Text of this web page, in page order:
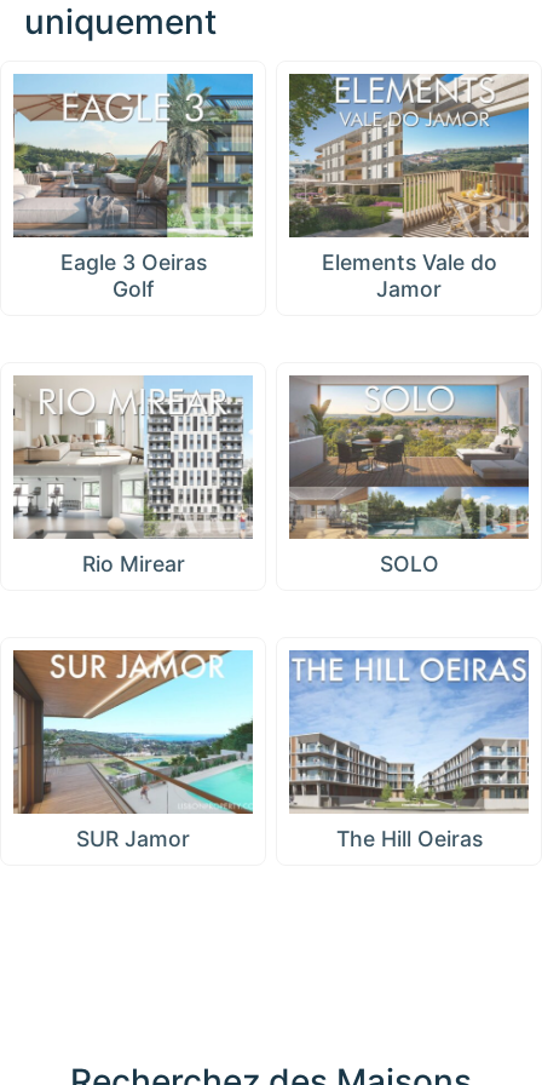
uniquement
Eagle 3 Oeiras
Golf
Elements Vale do
Jamor
Rio Mirear SOLO
SUR Jamor The Hill Oeiras